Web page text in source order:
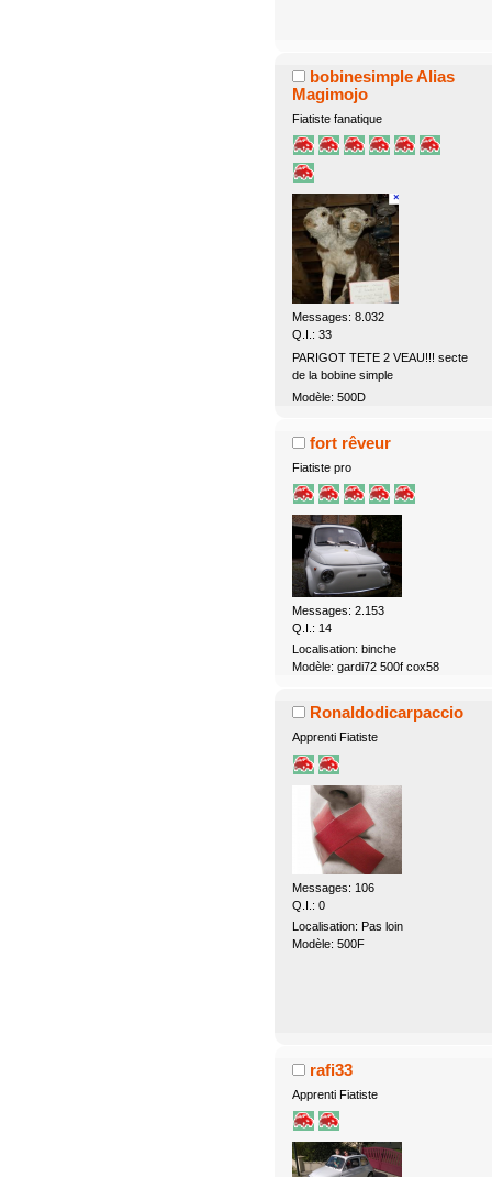
bobinesimple Alias
Magimojo
Fiatiste fanatique
Messages: 8.032
Q.I.: 33
PARIGOT TETE 2 VEAU!!! secte
de la bobine simple
Modèle: 500D
fort rêveur
Fiatiste pro
Messages: 2.153
Q.I.: 14
Localisation: binche
Modèle: gardi72 500f cox58
Ronaldodicarpaccio
Apprenti Fiatiste
Messages: 106
Q.I.: 0
Localisation: Pas loin
Modèle: 500F
rafi33
Apprenti Fiatiste